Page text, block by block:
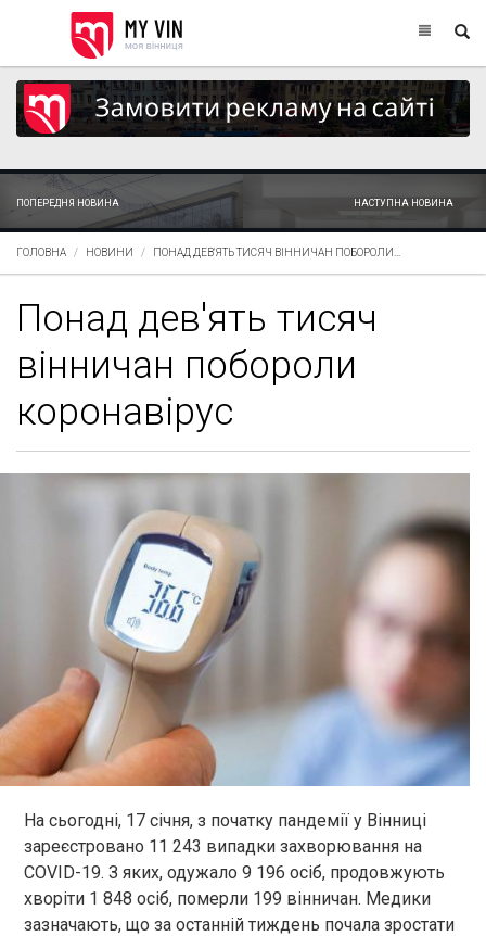
ПОПЕРЕДНЯ НОВИНА НАСТУПНА НОВИНА
ГОЛОВНА НОВИНИ ПОНАД ДЕВ'ЯТЬ ТИСЯЧ ВІННИЧАН ПОБОРОЛИ...
Понад дев'ять тисяч
вінничан побороли
коронавірус
На сьогодні, 17 січня, з початку пандемії у Вінниці
зареєстровано 11 243 випадки захворювання на
COVID-19. З яких, одужало 9 196 осіб, продовжують
хворіти 1 848 осіб, померли 199 вінничан. Медики
зазначають, що за останній тиждень почала зростати